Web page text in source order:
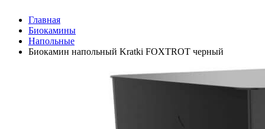
Главная
Биокамины
Напольные
Биокамин напольный Kratki FOXTROT черный